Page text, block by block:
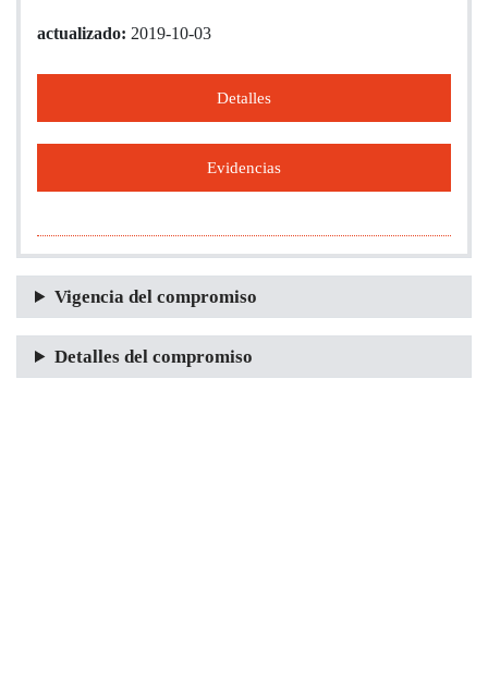
actualizado: 2019-10-03
Detalles
Evidencias
Vigencia del compromiso
Detalles del compromiso